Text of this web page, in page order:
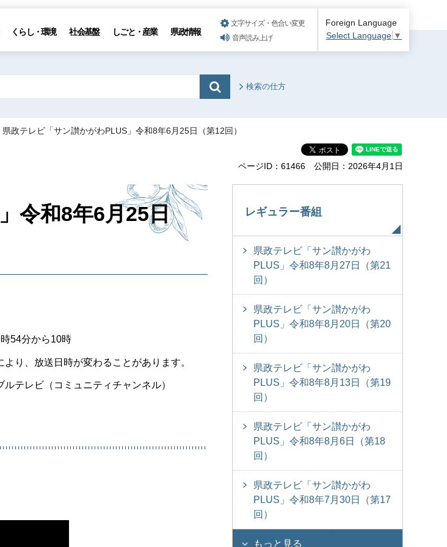
くらし・環境 社会基盤 しごと・産業 県政情報
文字サイズ・色合い変更
音声読み上げ
Foreign Language
Select Language ▼
検索の仕方
県政テレビ「サン讃かがわPLUS」令和8年6月25日（第12回）
ページID：61466 公開日：2026年4月1日
令和8年6月25日
54分から10時
り、放送日時が変わることがあります。
ルテレビ（コミュニティチャンネル）
レギュラー番組
県政テレビ「サン讃かがわ
PLUS」令和8年8月27日（第21
回）
県政テレビ「サン讃かがわ
PLUS」令和8年8月20日（第20
回）
県政テレビ「サン讃かがわ
PLUS」令和8年8月13日（第19
回）
県政テレビ「サン讃かがわ
PLUS」令和8年8月6日（第18
回）
県政テレビ「サン讃かがわ
PLUS」令和8年7月30日（第17
回）
もっと見る